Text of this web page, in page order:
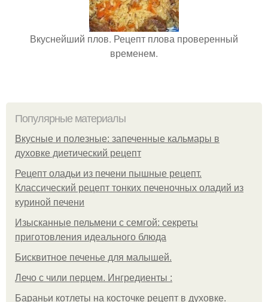
Вкуснейший плов. Рецепт плова проверенный
временем.
Популярные материалы
Вкусные и полезные: запеченные кальмары в
духовке диетический рецепт
Рецепт оладьи из печени пышные рецепт.
Классический рецепт тонких печеночных оладий из
куриной печени
Изысканные пельмени с семгой: секреты
приготовления идеального блюда
Бисквитное печенье для малышей.
Лечо с чили перцем. Ингредиенты :
Бараньи котлеты на косточке рецепт в духовке.